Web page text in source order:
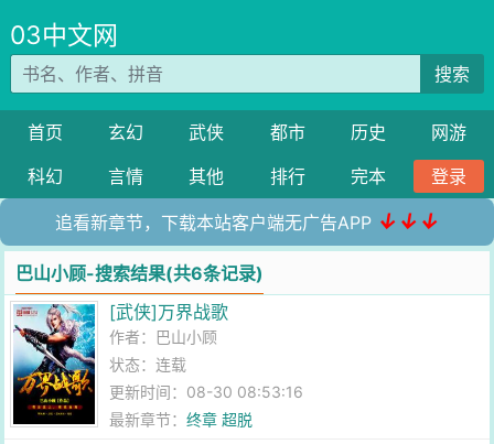
03中文网
搜索
首页 玄幻 武侠 都市 历史
网游
科幻
言情 其他 排行 完本 登录
追看新章节，下载本站客户端无广告APP ↓↓↓
巴山小顾-搜索结果(共6条记录)
[武侠]万界战歌
作者： 巴山小顾
状态：连载
更新时间：08-30 08:53:16
最新章节：终章 超脱